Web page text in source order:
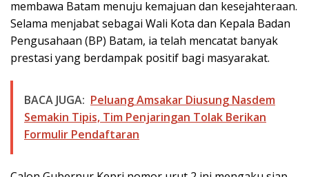
membawa Batam menuju kemajuan dan kesejahteraan.
Selama menjabat sebagai Wali Kota dan Kepala Badan
Pengusahaan (BP) Batam, ia telah mencatat banyak
prestasi yang berdampak positif bagi masyarakat.
BACA JUGA: Peluang Amsakar Diusung Nasdem
Semakin Tipis, Tim Penjaringan Tolak Berikan
Formulir Pendaftaran